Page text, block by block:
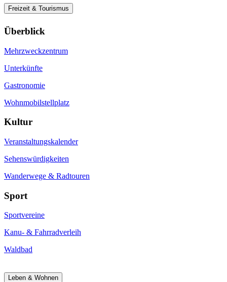
Freizeit & Tourismus
Überblick
Mehrzweckzentrum
Unterkünfte
Gastronomie
Wohnmobilstellplatz
Kultur
Veranstaltungskalender
Sehenswürdigkeiten
Wanderwege & Radtouren
Sport
Sportvereine
Kanu- & Fahrradverleih
Waldbad
Leben & Wohnen